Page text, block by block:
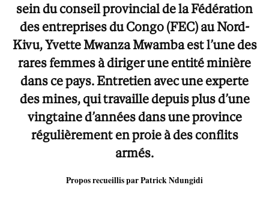
sein du conseil provincial de la Fédération
des entreprises du Congo (FEC) au Nord-
Kivu, Yvette Mwanza Mwamba est l’une des
rares femmes à diriger une entité minière
dans ce pays. Entretien avec une experte
des mines, qui travaille depuis plus d’une
vingtaine d’années dans une province
régulièrement en proie à des conflits
armés.
Propos recueillis par Patrick Ndungidi